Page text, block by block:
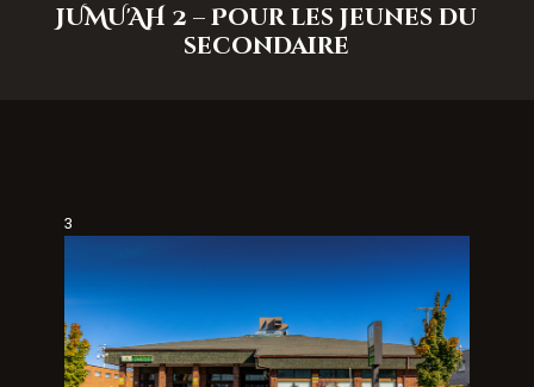
JUMU'AH 2 – Pour les jeunes du
secondaire
Services
Faire un don
3